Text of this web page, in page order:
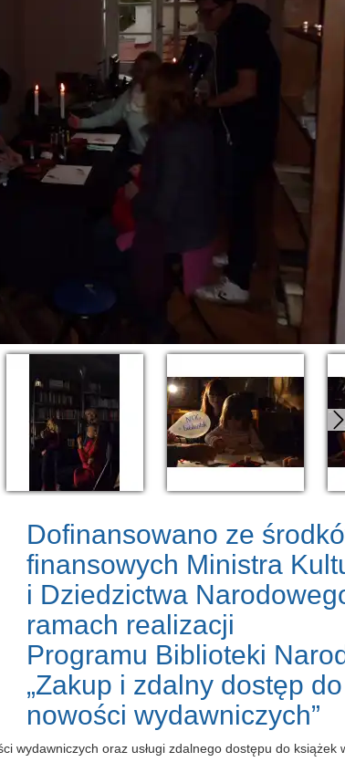
Dofinansowano ze
finansowych Ministra
i Dziedzictwa
ramach realizacji
Programu Biblioteki
„Zakup i zdalny dostęp do
nowości wydawniczych”
wydawniczych oraz usługi zdalnego dostępu do